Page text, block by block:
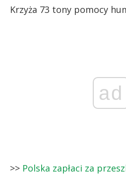
Krzyża 73 tony pomocy
ad
>> Polska zapłaci za